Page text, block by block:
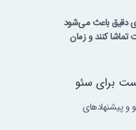
دقیق باعث می‌شود
تماشا کنند و زمان
و پیشنهادهای